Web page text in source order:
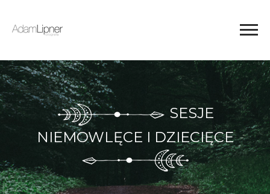
SESJE
NIEMOWLĘCE I DZIECIĘCE